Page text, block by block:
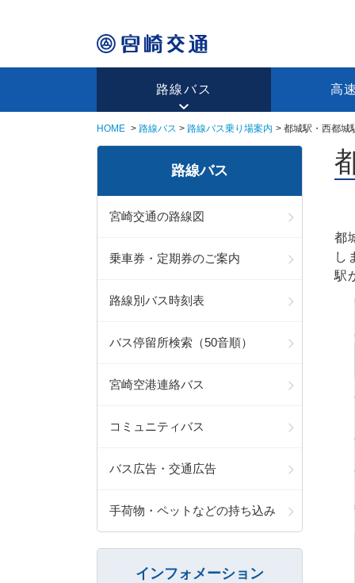
路線バス 高
HOME 路線バス 路線バス乗り場案内 都城駅・西都城
都
し
駅
路線バス
宮崎交通の路線図
乗車券・定期券のご案内
路線別バス時刻表
バス停留所検索（50音順）
宮崎空港連絡バス
コミュニティバス
バス広告・交通広告
手荷物・ペットなどの持ち込み
インフォメーション